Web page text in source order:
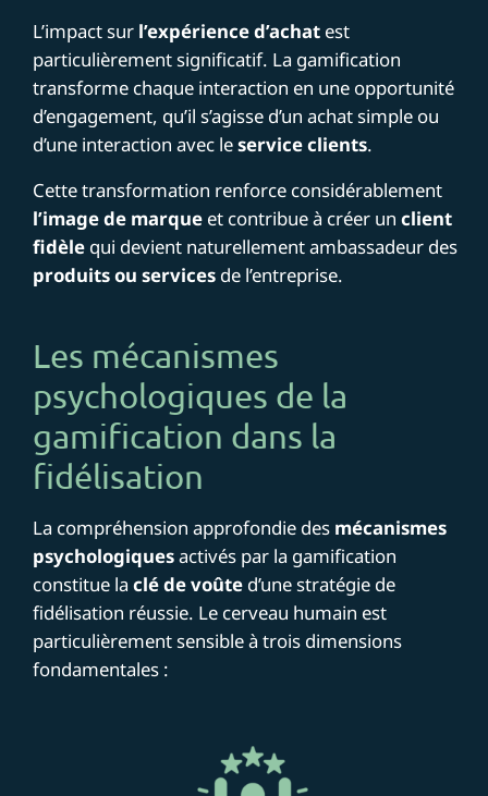
L’impact sur l’expérience d’achat est
particulièrement significatif. La gamification
transforme chaque interaction en une opportunité
d’engagement, qu’il s’agisse d’un achat simple ou
d’une interaction avec leservice clients.
Cette transformation renforce considérablement
l’image de marque et contribue à créer unclient
fidèle qui devient naturellement ambassadeur des
produits ou services de l’entreprise.
Les mécanismes
psychologiques de la
gamification dans la
fidélisation
La compréhension approfondie des mécanismes
psychologiquesactivés par la gamification
constitue laclé de voûte d’une stratégie de
fidélisation réussie. Le cerveau humain est
particulièrement sensible à trois dimensions
fondamentales :